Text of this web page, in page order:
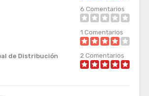
6 Comentarios
1 Comentarios
de Distribución
2Comentarios